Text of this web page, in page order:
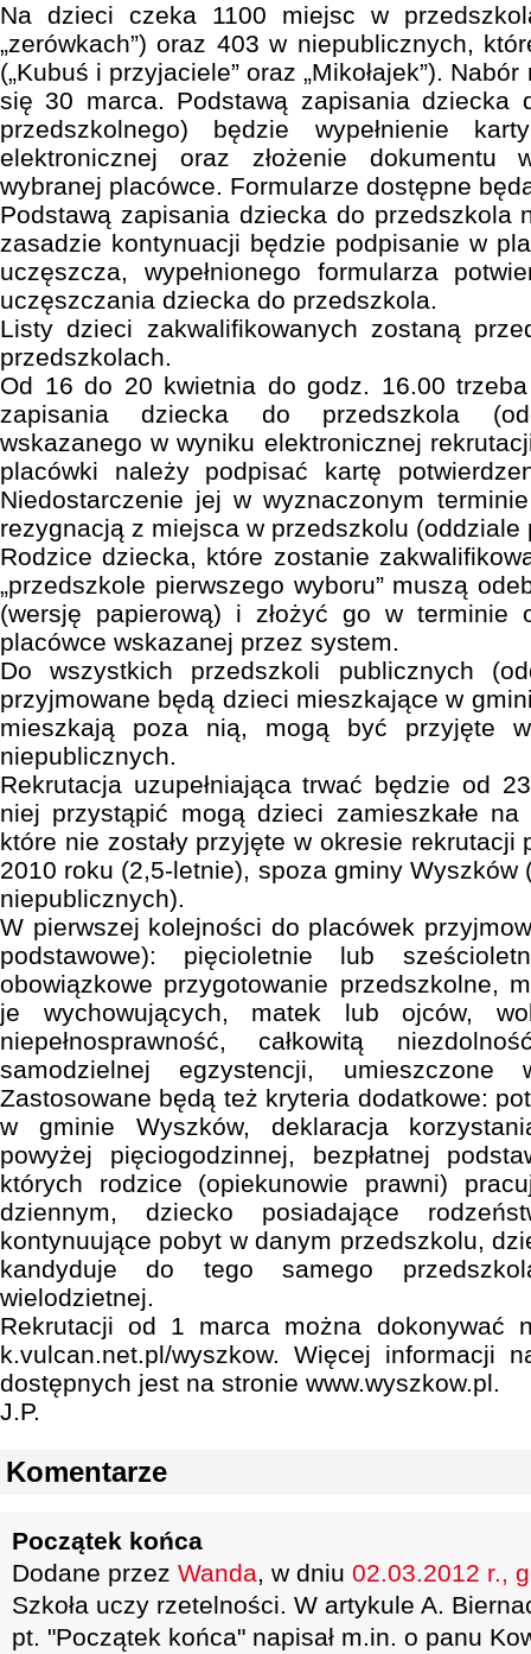
Na dzieci czeka 1100 miejsc w
„zerówkach”) oraz 403 w niepublicznych,
(„Kubuś i przyjaciele” oraz „Mikołajek”).
się 30 marca. Podstawą zapisania dziecka
przedszkolnego) będzie wypełnienie
elektronicznej oraz złożenie dokumentu
wybranej placówce. Formularze dostępne
Podstawą zapisania dziecka do przedszkola
zasadzie kontynuacji będzie podpisanie w
uczęszcza, wypełnionego formularza
uczęszczania dziecka do przedszkola.
Listy dzieci zakwalifikowanych zostaną
przedszkolach.
Od 16 do 20 kwietnia do godz. 16.00
zapisania dziecka do przedszkola
wskazanego w wyniku elektronicznej
placówki należy podpisać kartę
Niedostarczenie jej w wyznaczonym
rezygnacją z miejsca w przedszkolu (oddziale
Rodzice dziecka, które zostanie
„przedszkole pierwszego wyboru” muszą
(wersję papierową) i złożyć go w
placówce wskazanej przez system.
Do wszystkich przedszkoli publicznych
przyjmowane będą dzieci mieszkające w
mieszkają poza nią, mogą być przyjęte
niepublicznych.
Rekrutacja uzupełniająca trwać będzie od
niej przystąpić mogą dzieci zamieszkałe
które nie zostały przyjęte w okresie rekrutacji
2010 roku (2,5-letnie), spoza gminy Wyszków
niepublicznych).
W pierwszej kolejności do placówek
podstawowe): pięcioletnie lub
obowiązkowe przygotowanie przedszkolne,
je wychowujących, matek lub ojców,
niepełnosprawność, całkowitą
samodzielnej egzystencji, umieszczone
Zastosowane będą też kryteria dodatkowe:
w gminie Wyszków, deklaracja
powyżej pięciogodzinnej, bezpłatnej
których rodzice (opiekunowie prawni)
dziennym, dziecko posiadające
kontynuujące pobyt w danym przedszkolu,
kandyduje do tego samego
wielodzietnej.
Rekrutacji od 1 marca można dokonywać
k.vulcan.net.pl/wyszkow. Więcej informacji
dostępnych jest na stronie www.wyszkow.pl.
J.P.
Komentarze
Początek końca
Dodane przez Wanda, w dniu 02.03.2012 r.,
Szkoła uczy rzetelności. W artykule A.
pt. "Początek końca" napisał m.in. o panu